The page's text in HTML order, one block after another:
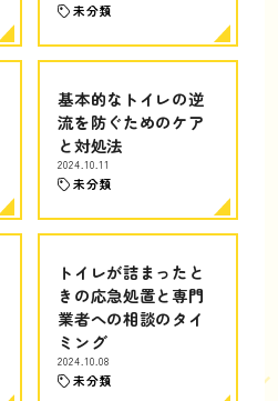
未分類
基本的なトイレの逆
流を防ぐためのケア
と対処法
2024.10.11
未分類
トイレが詰まったと
きの応急処置と専門
業者への相談のタイ
ミング
2024.10.08
未分類